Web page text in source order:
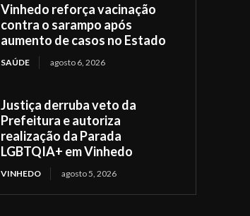
Vinhedo reforça vacinação
contra o sarampo após
aumento de casos no Estado
SAÚDE agosto 6, 2026
Justiça derruba veto da
Prefeitura e autoriza
realização da Parada
LGBTQIA+ em Vinhedo
VINHEDO agosto 5, 2026